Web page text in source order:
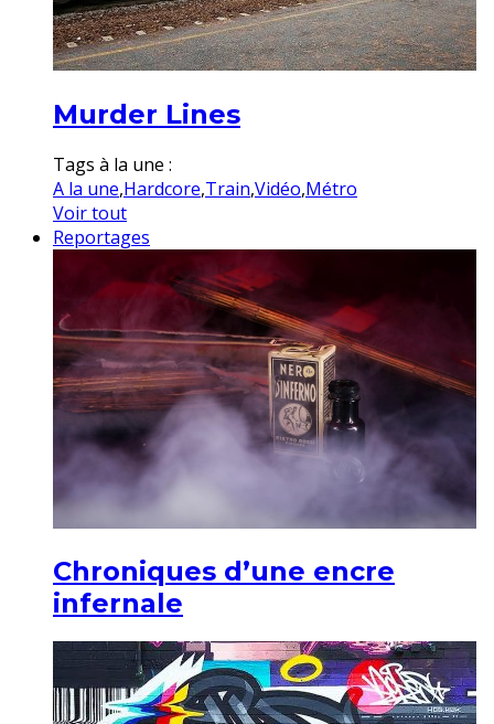
Murder Lines
Tags à la une :
A la une,Hardcore,Train,Vidéo,Métro
Voir tout
Reportages
Chroniques d’une encre
infernale